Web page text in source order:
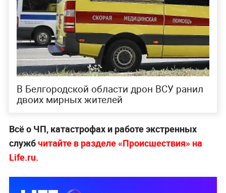
В Белгородской области дрон ВСУ ранил
двоих мирных жителей
Всё о ЧП, катастрофах и работе экстренных
службчитайте в разделе «Происшествия» на
Life.ru.